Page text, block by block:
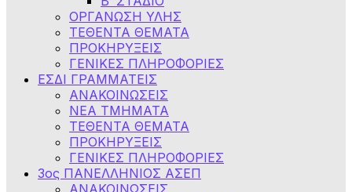
ΟΡΓΑΝΩΣΗ ΥΛΗΣ
ΤΕΘΕΝΤΑ ΘΕΜΑΤΑ
ΠΡΟΚΗΡΥΞΕΙΣ
ΓΕΝΙΚΕΣ ΠΛΗΡΟΦΟΡΙΕΣ
ΕΣΔΙ ΓΡΑΜΜΑΤΕΙΣ
ΑΝΑΚΟΙΝΩΣΕΙΣ
ΝΕΑ ΤΜΗΜΑΤΑ
ΤΕΘΕΝΤΑ ΘΕΜΑΤΑ
ΠΡΟΚΗΡΥΞΕΙΣ
ΓΕΝΙΚΕΣ ΠΛΗΡΟΦΟΡΙΕΣ
3ος ΠΑΝΕΛΛΗΝΙΟΣ ΑΣΕΠ
ΑΝΑΚΟΙΝΩΣΕΙΣ